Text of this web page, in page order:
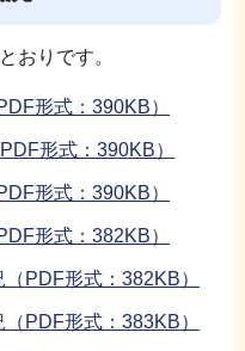
おりです。
形式：390KB）
形式：390KB）
形式：390KB）
形式：382KB）
PDF形式：382KB）
PDF形式：383KB）